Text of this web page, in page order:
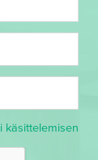
käsittelemisen